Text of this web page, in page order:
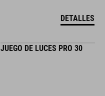
DETALLES
JUEGO DE LUCES PRO 30